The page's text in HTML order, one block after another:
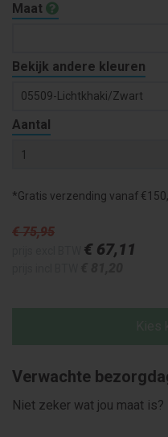
Maat
Bekijk andere kleuren
05509-Lichtkhaki/zwart
Aantal
*Gratis verzending vanaf
€ 75,95
€ 67,11
Verwachte
Niet zeker wat jou maat is?